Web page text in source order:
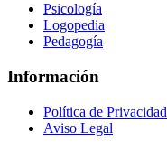
Psicología
Logopedia
Pedagogía
Información
Política de Privacidad
Aviso Legal